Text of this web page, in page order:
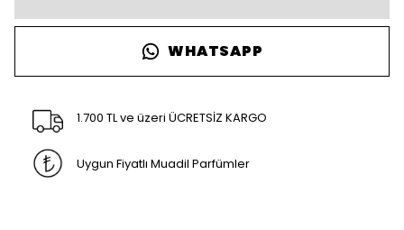
WHATSAPP
1.700 TL ve üzeri ÜCRETSİZ KARGO
Uygun Fiyatlı Muadil Parfümler